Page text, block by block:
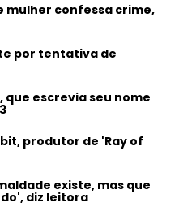
mulher confessa crime,
por tentativa de
que escrevia seu nome
produtor de 'Ray of
existe, mas que
diz leitora